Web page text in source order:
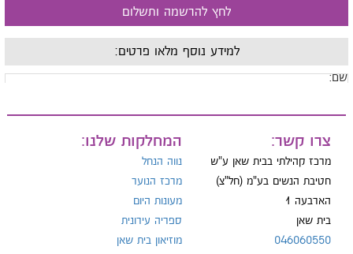
לחץ להרשמה ותשלום
למידע נוסף מלאו פרטים:
צרו קשר:
מרכז קהילתי בבית שאן ע"ש
חטיבת הנשים בע"מ (חל"צ)
הארבעה 1
בית שאן
046060550
המחלקות שלנו:
נווה הנחל
מרכז הנוער
מעונות היום
ספריה עירונית
מוזיאון בית שאן